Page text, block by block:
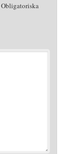
Obligatoriska